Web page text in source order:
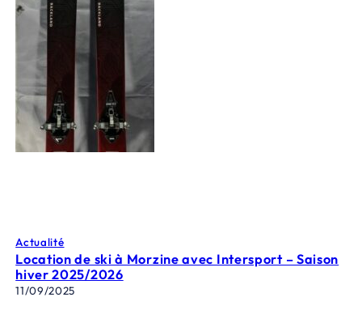
Actualité
Location de ski à Morzine avec Intersport – Saison
hiver 2025/2026
11/09/2025